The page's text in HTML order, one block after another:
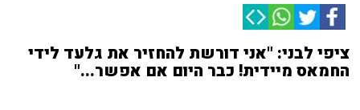
ציפי לבני: "אני דורשת להחזיר את גלעד לידי
החמאס מיידית! כבר היום אם אפשר..."